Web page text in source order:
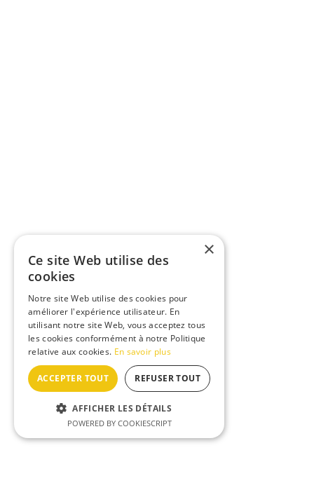
×
Ce site Web utilise des
cookies
Notre site Web utilise des cookies pour
améliorer l'expérience utilisateur. En
utilisant notre site Web, vous acceptez tous
les cookies conformément à notre Politique
relative aux cookies. En savoir plus
ACCEPTER TOUT REFUSER TOUT
AFFICHER LES DÉTAILS
POWERED BY COOKIESCRIPT